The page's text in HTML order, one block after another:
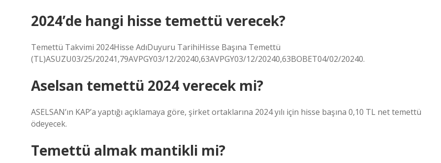
2024’de hangi hisse temettü verecek?
Temettü Takvimi 2024Hisse AdıDuyuru TarihiHisse Başına Temettü
(TL)ASUZU03/25/20241,79AVPGY03/12/20240,63AVPGY03/12/20240,63BOBET04/02/20240.
Aselsan temettü 2024 verecek mi?
ASELSAN’ın KAP’a yaptığı açıklamaya göre, şirket ortaklarına 2024 yılı için hisse başına 0,10 TL net temettü
ödeyecek.
Temettü almak mantikli mi?